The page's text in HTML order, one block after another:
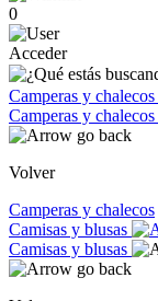
0
Acceder
Camperas y chalecos
Camperas y chalecos
Volver
Camperas y chalecos
Camisas y blusas
Camisas y blusas